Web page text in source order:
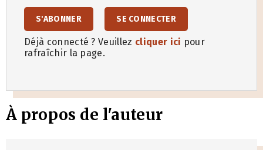
S'ABONNER SE CONNECTER
Déjà connecté ? Veuillez cliquer ici pour
rafraîchir la page.
À propos de l'auteur